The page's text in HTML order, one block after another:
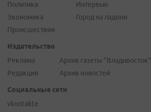
Политика
Экономика
Происшествия
Интервью
Город на ладони
Издательство
Реклама
Редакция
Архив газеты "Владивосток"
Архив новостей
Социальные сети
vkontakte